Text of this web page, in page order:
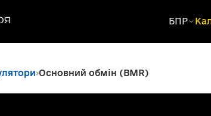
БПР
Основний обмін (BMR)